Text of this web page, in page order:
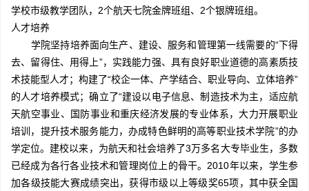
学校市级教学团队，2个航天七院金牌班组、2个银牌班组。
人才培养
学院坚持培养面向生产、建设、服务和管理第一线需要的“下得
去、留得住、用得上”，实践能力强、具有良好职业道德的高素质技
术技能型人才；构建了“校企一体、产学结合、职业导向、立体培养”
的人才培养模式；确立了“建设以电子信息、制造技术为主，适应航
天航空事业、国防事业和重庆经济发展的专业体系，大力开展职业
培训，提升技术服务能力，办成特色鲜明的高等职业技术学院”的办
学定位。建校以来，为航天和社会培养了3万多名大专毕业生，多数
已经成为各行各业技术和管理岗位上的骨干。2010年以来，学生参
加各级技能大赛成绩突出，获得市级以上等级奖65项，其中获全国